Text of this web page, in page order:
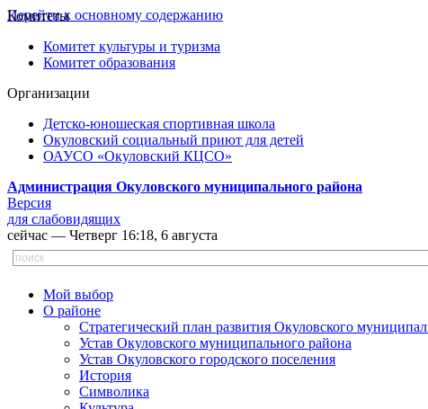
Перейти к основному содержанию
Комитеты
Комитет культуры и туризма
Комитет образования
Организации
Детско-юношеская спортивная школа
Окуловский социальный приют для детей
ОАУСО «Окуловский КЦСО»
Администрация Окуловского муниципального района
Версия
для слабовидящих
сейчас — Четверг 16:18, 6 августа
Мой выбор
О районе
Стратегический план развития Окуловского
Устав Окуловского муниципального района
Устав Окуловского городского поселения
История
Символика